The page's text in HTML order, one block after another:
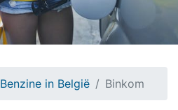
Benzine in België Binkom